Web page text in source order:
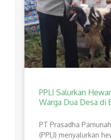
PPLI Salurkan
Warga Dua Desa di
PT Prasadha
(PPLI) menyalurkan